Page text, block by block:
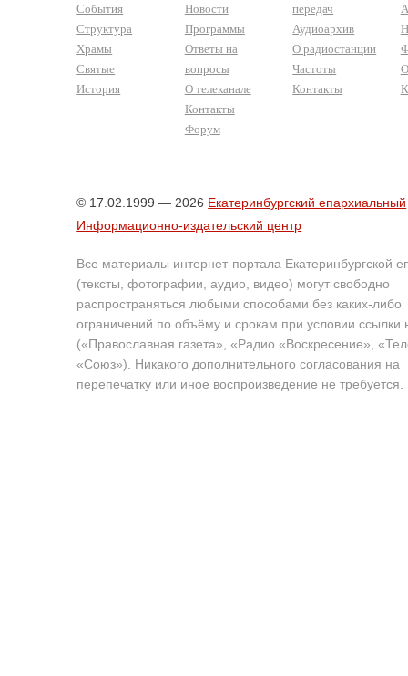
События
Структура
Храмы
Святые
История
Новости
Программы
Ответы на
вопросы
О телеканале
Контакты
Форум
передач
Аудиоархив
О радиостанции
Частоты
Контакты
© 17.02.1999 — 2026 Екатеринбургский епархиальный
Информационно-издательский центр
Все материалы интернет-портала Екатеринбургской
(тексты, фотографии, аудио, видео) могут свободно
распространяться любыми способами без каких-либо
ограничений по объёму и срокам при условии ссылки
(«Православная газета», «Радио «Воскресение»,
«Союз»). Никакого дополнительного согласования на
перепечатку или иное воспроизведение не требуется.